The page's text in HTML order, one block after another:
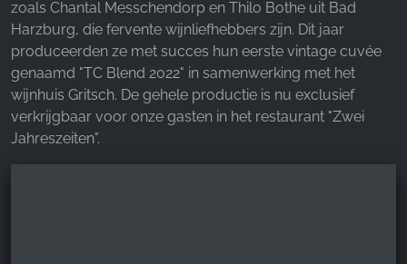
zoals Chantal Messchendorp en Thilo Bothe uit Bad
Harzburg, die fervente wijnliefhebbers zijn. Dit jaar
produceerden ze met succes hun eerste vintage cuvée
genaamd "TC Blend 2022" in samenwerking met het
wijnhuis Gritsch. De gehele productie is nu exclusief
verkrijgbaar voor onze gasten in het restaurant "Zwei
Jahreszeiten".